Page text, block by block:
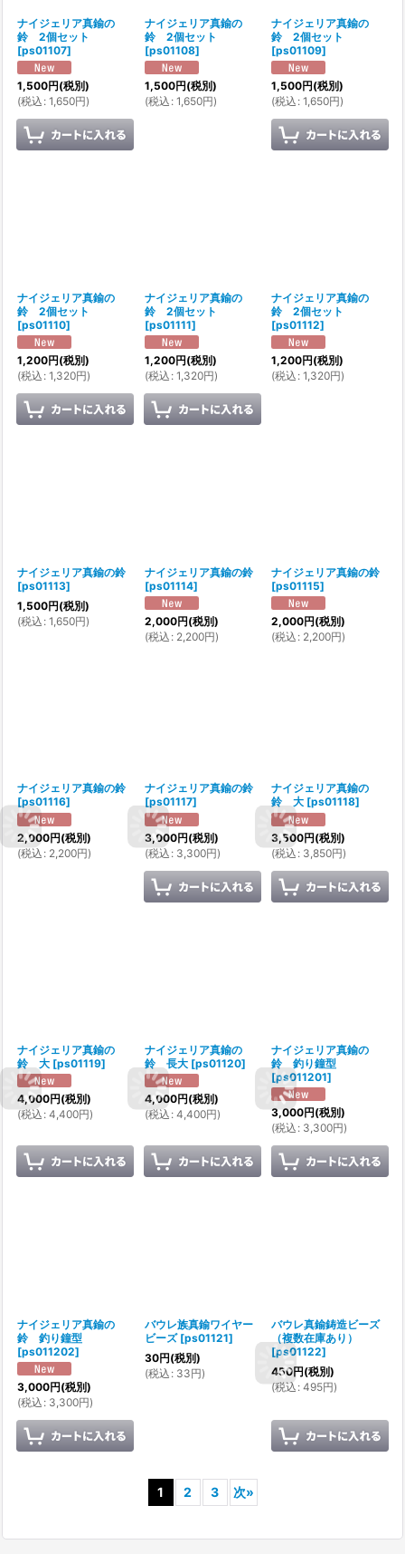
ナイジェリア真鍮の
鈴 2個セット
[ps01107]
1,500円(税別)
(税込 : 1,650円)
ナイジェリア真鍮の
鈴 2個セット
[ps01108]
1,500円(税別)
(税込 : 1,650円)
ナイジェリア真鍮の
鈴 2個セット
[ps01109]
1,500円(税別)
(税込 : 1,650円)
ナイジェリア真鍮の
鈴 2個セット
[ps01110]
1,200円(税別)
(税込 : 1,320円)
ナイジェリア真鍮の
鈴 2個セット
[ps01111]
1,200円(税別)
(税込 : 1,320円)
ナイジェリア真鍮の
鈴 2個セット
[ps01112]
1,200円(税別)
(税込 : 1,320円)
ナイジェリア真鍮の鈴
[ps01113]
1,500円(税別)
(税込 : 1,650円)
ナイジェリア真鍮の鈴
[ps01114]
2,000円(税別)
(税込 : 2,200円)
ナイジェリア真鍮の鈴
[ps01115]
2,000円(税別)
(税込 : 2,200円)
ナイジェリア真鍮の鈴
[ps01116]
2,000円(税別)
(税込 : 2,200円)
ナイジェリア真鍮の鈴
[ps01117]
3,000円(税別)
(税込 : 3,300円)
ナイジェリア真鍮の
鈴 大 [ps01118]
3,500円(税別)
(税込 : 3,850円)
ナイジェリア真鍮の
鈴 大 [ps01119]
4,000円(税別)
(税込 : 4,400円)
ナイジェリア真鍮の
鈴 長大 [ps01120]
4,000円(税別)
(税込 : 4,400円)
ナイジェリア真鍮の
鈴 釣り鐘型
[ps011201]
3,000円(税別)
(税込 : 3,300円)
ナイジェリア真鍮の
鈴 釣り鐘型
[ps011202]
3,000円(税別)
(税込 : 3,300円)
バウレ族真鍮ワイヤー
ビーズ [ps01121]
30円(税別)
(税込 : 33円)
バウレ真鍮鋳造ビーズ
（複数在庫あり）
[ps01122]
450円(税別)
(税込 : 495円)
1 2 3 次»